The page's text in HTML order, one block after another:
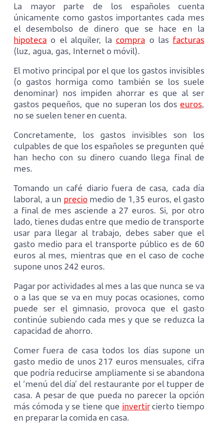
La mayor parte de los españoles cuenta
únicamente como gastos importantes cada mes
el desembolso de dinero que se hace en la
hipoteca o el alquiler, lacompra o las facturas
(luz, agua, gas, Internet o móvil).
El motivo principal por el que los gastos invisibles
(o gastos hormiga como también se los suele
denominar) nos impiden ahorrar es que al ser
gastos pequeños, que no superan los dos euros,
no se suelen tener en cuenta.
Concretamente, los gastos invisibles son los
culpables de que los españoles se pregunten qué
han hecho con su dinero cuando llega final de
mes.
Tomando un café diario fuera de casa, cada día
laboral, a un preciomedio de 1,35 euros, el gasto
a final de mes asciende a 27 euros. Si, por otro
lado, tienes dudas entre que medio de transporte
usar para llegar al trabajo, debes saber que el
gasto medio para el transporte público es de 60
euros al mes, mientras que en el caso de coche
supone unos 242 euros.
Pagar por actividades al mes a las que nunca se va
o a las que se va en muy pocas ocasiones, como
puede ser el gimnasio, provoca que el gasto
continúe subiendo cada mes y que se reduzca la
capacidad de ahorro.
Comer fuera de casa todos los días supone un
gasto medio de unos 217 euros mensuales, cifra
que podría reducirse ampliamente si se abandona
el ‘menú del día’ del restaurante por el tupper de
casa. A pesar de que pueda no parecer la opción
más cómoda y se tiene que invertircierto tiempo
en preparar la comida en casa.